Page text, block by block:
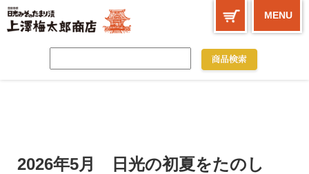
MENU
2026年5月 日光の初夏をたのし